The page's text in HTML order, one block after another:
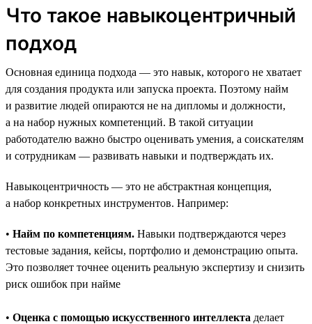
Что такое навыкоцентричный
подход
Основная единица подхода — это навык, которого не хватает
для создания продукта или запуска проекта. Поэтому найм
и развитие людей опираются не на дипломы и должности,
а на набор нужных компетенций. В такой ситуации
работодателю важно быстро оценивать умения, а соискателям
и сотрудникам — развивать навыки и подтверждать их.
Навыкоцентричность — это не абстрактная концепция,
а набор конкретных инструментов. Например:
• Найм по компетенциям. Навыки подтверждаются через
тестовые задания, кейсы, портфолио и демонстрацию опыта.
Это позволяет точнее оценить реальную экспертизу и снизить
риск ошибок при найме
• Оценка с помощью искусственного интеллекта делает